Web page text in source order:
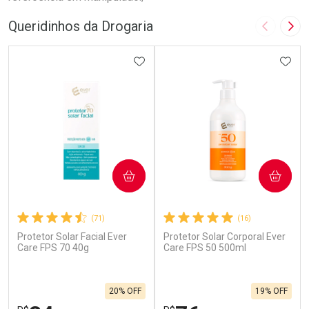
Queridinhos da Drogaria Imagem
(71)
Protetor Solar Facial Ever
Care FPS 70 40g
20% OFF
ADICIONAR AOS FAVORITOS
COMPRAR
(16)
Protetor Solar Corporal Ever
Care FPS 50 500ml
19% OFF
COMPRAR